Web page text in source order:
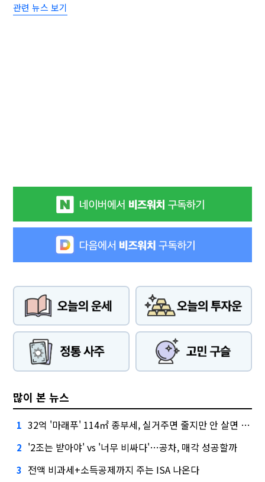
관련 뉴스 보기
많이 본 뉴스
1 32억 '마래푸' 114㎡ 종부세, 실거주면 줄지만 안 살면 2.5배
2 '2조는 받아야' vs '너무 비싸다'…공차, 매각 성공할까
3 전액 비과세+소득공제까지 주는 ISA 나온다